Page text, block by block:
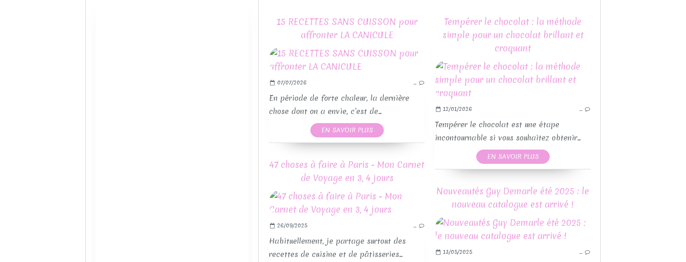
15 RECETTES SANS CUISSON pour
affronter LA CANICULE
GLACES
LÉGUMES
RECETTES SALÉES
RECETTES SUCRÉES
SALADE
THERMOMIX
07/07/2026 …
En période de forte chaleur, la dernière
chose dont on a envie, c’est de...
EN SAVOIR PLUS
Tempérer le chocolat : la méthode
simple pour un chocolat brillant et
croquant
12/01/2026 …
Tempérer le chocolat est une étape
incontournable si vous souhaitez obtenir...
EN SAVOIR PLUS
47 choses à faire à Paris - Mon Carnet
de Voyage en 3, 4 jours
DIVERS
26/09/2025 …
Habituellement, je partage surtout des
recettes de cuisine et de pâtisseries...
Nouveautés Guy Demarle été 2025 : le
nouveau catalogue est arrivé !
13/05/2025 …